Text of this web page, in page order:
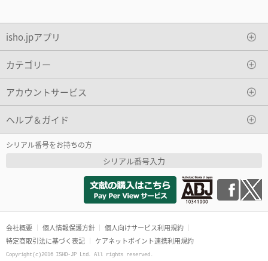
isho.jpアプリ
カテゴリー
アカウントサービス
ヘルプ＆ガイド
シリアル番号をお持ちの方
シリアル番号入力
会社概要 個人情報保護方針
個人向けサービス利用規約
特定商取引法に基づく表記
ケアネットポイント連携利用規約
Copyright(c)2016 ISHO-JP Ltd. All rights reserved.